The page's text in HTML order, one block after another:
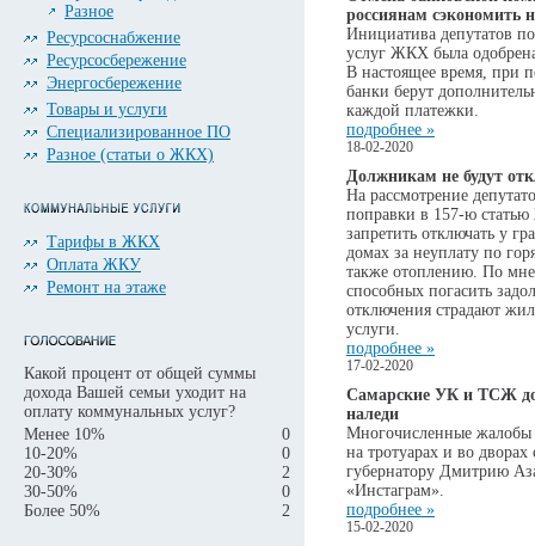
Разное
Ресурсоснабжение
Ресурсосбережение
Энергосбережение
Товары и услуги
Специализированное ПО
Разное (статьи о ЖКХ)
Тарифы в ЖКХ
Оплата ЖКУ
Ремонт на этаже
Какой процент от общей суммы
дохода Вашей семьи уходит на
оплату коммунальных услуг?
Менее 10%
0
10-20%
0
20-30%
2
30-50%
0
Более 50%
2
россиянам сэкономить
Инициатива депутатов
услуг ЖКХ была
В настоящее время, при
банки берут
каждой платежки.
подробнее »
18-02-2020
Должникам не будут
На рассмотрение
поправки в 157-ю
запретить отключать у
домах за неуплату по
также отоплению. По
способных погасить
отключения страдают
услуги.
подробнее »
17-02-2020
Самарские УК и ТСЖ
наледи
Многочисленные жалобы
на тротуарах и во
губернатору Дмитрию
«Инстаграм».
подробнее »
15-02-2020